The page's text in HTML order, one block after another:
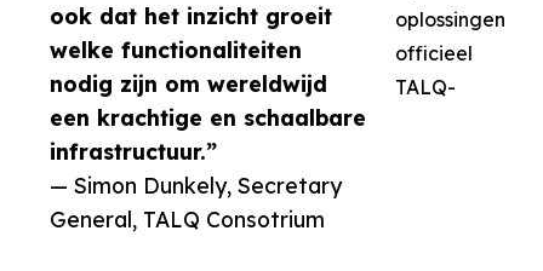
ook dat het inzicht groeit
welke functionaliteiten
nodig zijn om wereldwijd
een krachtige en schaalbare
infrastructuur.”
— Simon Dunkely, Secretary
General, TALQ Consotrium
oplossingen
officieel
TALQ-